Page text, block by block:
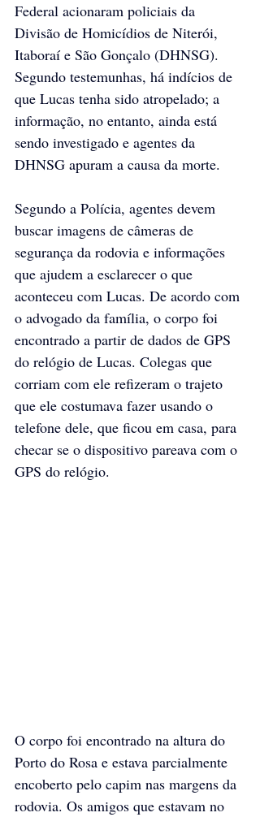
Federal acionaram policiais da
Divisão de Homicídios de Niterói,
Itaboraí e São Gonçalo (DHNSG).
Segundo testemunhas, há indícios de
que Lucas tenha sido atropelado; a
informação, no entanto, ainda está
sendo investigado e agentes da
DHNSG apuram a causa da morte.
Segundo a Polícia, agentes devem
buscar imagens de câmeras de
segurança da rodovia e informações
que ajudem a esclarecer o que
aconteceu com Lucas. De acordo com
o advogado da família, o corpo foi
encontrado a partir de dados de GPS
do relógio de Lucas. Colegas que
corriam com ele refizeram o trajeto
que ele costumava fazer usando o
telefone dele, que ficou em casa, para
checar se o dispositivo pareava com o
GPS do relógio.
O corpo foi encontrado na altura do
Porto do Rosa e estava parcialmente
encoberto pelo capim nas margens da
rodovia. Os amigos que estavam no